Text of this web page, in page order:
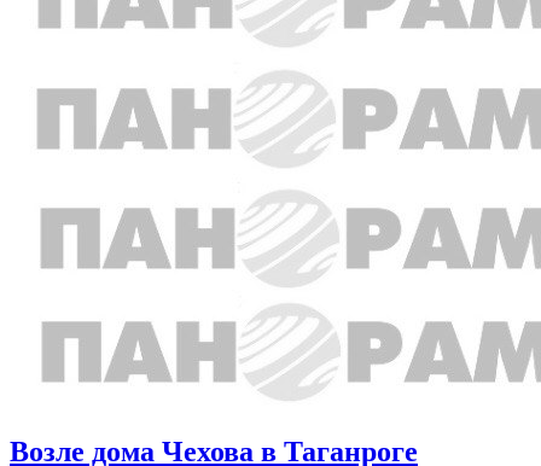
Возле дома Чехова в Таганроге